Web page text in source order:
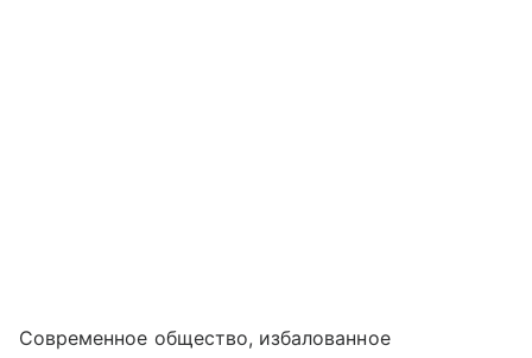
Современное общество, избалованное